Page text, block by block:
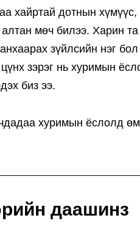
хайртай дотнын
мөч билээ. Харин
зүйлсийн нэг
зэрэг нь хуримын
биз ээ.
хуримын ёслолд
даашинз